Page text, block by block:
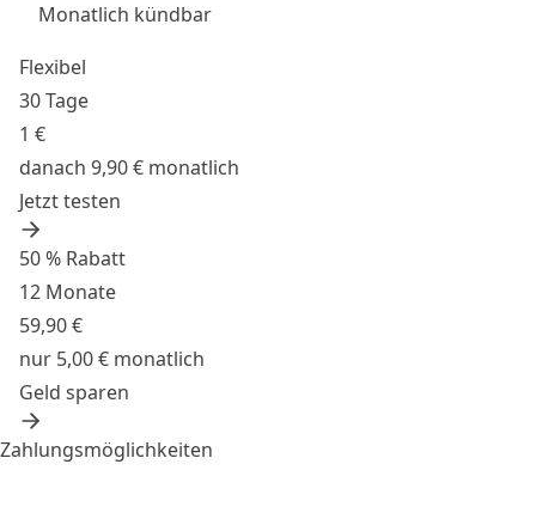
Monatlich kündbar
Flexibel
30 Tage
1 €
danach 9,90 € monatlich
Jetzt testen
50 % Rabatt
12 Monate
59,90 €
nur 5,00 € monatlich
Geld sparen
Zahlungsmöglichkeiten